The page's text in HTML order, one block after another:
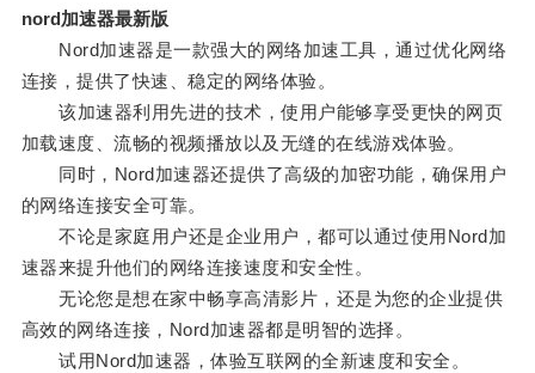
nord加速器最新版
Nord加速器是一款强大的网络加速工具，通过优化网络
连接，提供了快速、稳定的网络体验。
该加速器利用先进的技术，使用户能够享受更快的网页
加载速度、流畅的视频播放以及无缝的在线游戏体验。
同时，Nord加速器还提供了高级的加密功能，确保用户
的网络连接安全可靠。
不论是家庭用户还是企业用户，都可以通过使用Nord加
速器来提升他们的网络连接速度和安全性。
无论您是想在家中畅享高清影片，还是为您的企业提供
高效的网络连接，Nord加速器都是明智的选择。
试用Nord加速器，体验互联网的全新速度和安全。